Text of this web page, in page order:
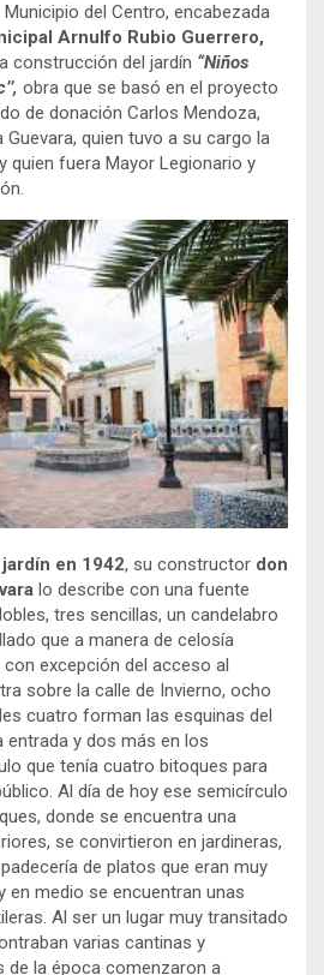
del Centro, encabezada
Arnulfo Rubio Guerrero,
construcción del jardín “Niños
obra que se basó en el proyecto
de donación Carlos Mendoza,
Guevara, quien tuvo a su cargo la
quien fuera Mayor Legionario y
jardín en 1942, su constructor don
lo describe con una fuente
tres sencillas, un candelabro
que a manera de celosía
excepción del acceso al
sobre la calle de Invierno, ocho
cuatro forman las esquinas del
entrada y dos más en los
que tenía cuatro bitoques para
Al día de hoy ese semicírculo
donde se encuentra una
se convirtieron en jardineras,
de platos que eran muy
en medio se encuentran unas
Al ser un lugar muy transitado
varias cantinas y
de la época comenzaron a